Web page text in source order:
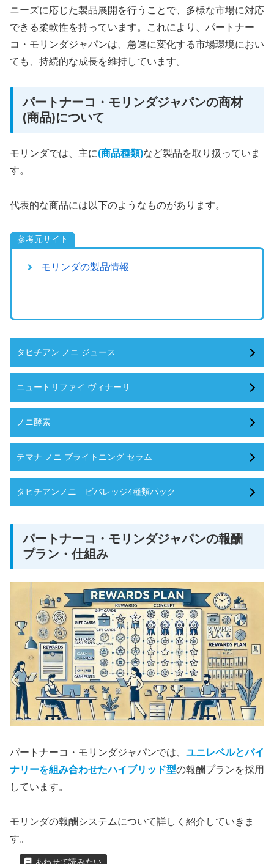
ニーズに応じた製品展開を行うことで、多様な市場に対応
できる柔軟性を持っています。これにより、パートナー
コ・モリンダジャパンは、急速に変化する市場環境におい
ても、持続的な成長を維持しています。
パートナーコ・モリンダジャパンの商材
(商品)について
モリンダでは、主に(商品種類)など製品を取り扱っていま
す。
代表的な商品には以下のようなものがあります。
参考元サイト
モリンダの製品情報
タヒチアン ノニ ジュース
ニュートリファイ ヴィナーリ
ノニ酵素
テマナ ノニ ブライトニング セラム
タヒチアンノニ ビバレッジ4種類パック
パートナーコ・モリンダジャパンの報酬
プラン・仕組み
パートナーコ・モリンダジャパンでは、 ユニレベルとバイ
ナリーを組み合わせたハイブリッド型の報酬プランを採用
しています​。
モリンダの報酬システムについて詳しく紹介していきま
す。